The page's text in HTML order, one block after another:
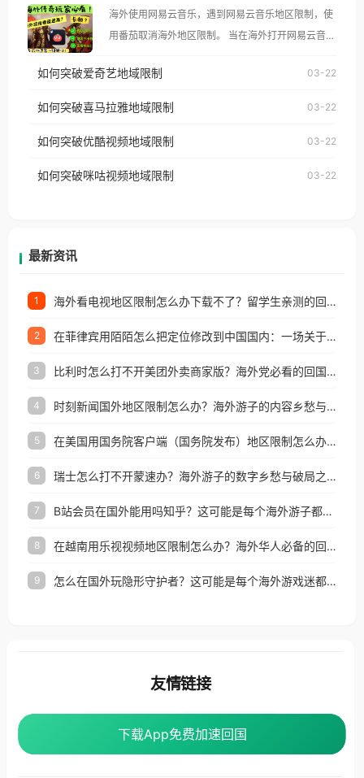
像其他音乐平台一样，出现地区及版权限制问题，且
仅能在中国大陆地区播放。 遇到这个问题的朋友们，
使用番茄回国加速器，即可解决「海外用户收听腾讯
台湾、美国、加拿大、澳大利亚、欧洲等国家和地区
权限制所困扰。
海外使用网易云音乐，遇到网易云音乐地区限制，使
用番茄取消海外地区限制。 当在海外打开网易云音
播放”的提示语。 海外用户如香港、澳门、台湾、美
国、加拿大、澳大利亚、欧洲等国家和地区时，网易
制问题，且仅能在中国大陆地区播放。 遇到这个问题
户收听网易云音乐地区版权限制」的问题，无论人在
如何突破爱奇艺地域限制 03-22
如何突破喜马拉雅地域限制 03-22
如何突破优酷视频地域限制 03-22
如何突破咪咕视频地域限制 03-22
最新资讯
1 海外看电视地区限制怎么办下载不了？留学生亲测的回国加速方案（附2026世界杯观赛技巧）
2 在菲律宾用陌陌怎么把定位修改到中国国内：一场关于归属感与连接的探索
3 比利时怎么打不开美团外卖商家版？海外党必看的回国加速全攻略
4 时刻新闻国外地区限制怎么办？海外游子的内容乡愁与破局之路
5 在美国用国务院客户端（国务院发布）地区限制怎么办？3步解决海外看国内内容难题
6 瑞士怎么打不开蒙速办？海外游子的数字乡愁与破局之路
7 B站会员在国外能用吗知乎？这可能是每个海外游子都问过的问题
8 在越南用乐视视频地区限制怎么办？海外华人必备的回国加速攻略
9 怎么在国外玩隐形守护者？这可能是每个海外游戏迷都问过的问题
下载App免费加速回国
下载App免费加速回国
友情链接